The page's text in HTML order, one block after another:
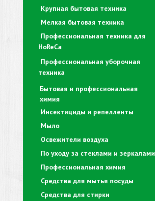
Крупная бытовая техника
Мелкая бытовая техника
Профессиональная техника для
HoReCa
Профессиональная уборочная
техника
Бытовая и профессиональная
химия
Инсектициды и репелленты
Мыло
Освежители воздуха
По уходу за стеклами и зеркалами
Профессиональная химия
Средства для мытья посуды
Средства для стирки